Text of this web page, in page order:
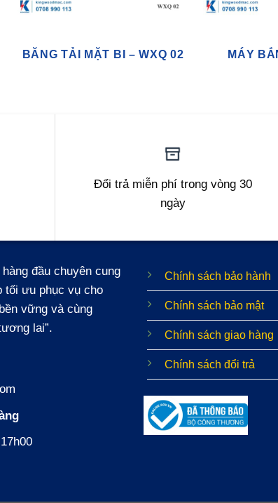
BĂNG TẢI MẶT BI – WXQ 02 MÁY
Đổi trả miễn phí trong vòng 30
ngày
đầu chuyên cung
tối ưu phục vụ cho
vững và cùng
lai”.
Chính sách bảo hành
Chính sách bảo mật
Chính sách giao hàng
Chính sách đổi trả